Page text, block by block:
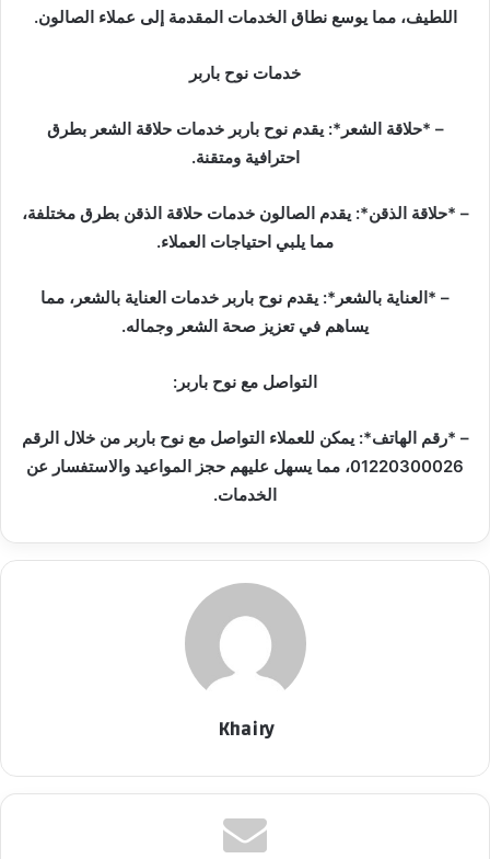
اللطيف، مما يوسع نطاق الخدمات المقدمة إلى عملاء الصالون.
خدمات نوح باربر
– *حلاقة الشعر*: يقدم نوح باربر خدمات حلاقة الشعر بطرق
احترافية ومتقنة.
– *حلاقة الذقن*: يقدم الصالون خدمات حلاقة الذقن بطرق مختلفة،
مما يلبي احتياجات العملاء.
– *العناية بالشعر*: يقدم نوح باربر خدمات العناية بالشعر، مما
يساهم في تعزيز صحة الشعر وجماله.
التواصل مع نوح باربر:
– *رقم الهاتف*: يمكن للعملاء التواصل مع نوح باربر من خلال الرقم
01220300026، مما يسهل عليهم حجز المواعيد والاستفسار عن
الخدمات.
Khairy